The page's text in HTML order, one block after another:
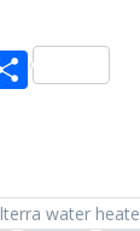
Share
water